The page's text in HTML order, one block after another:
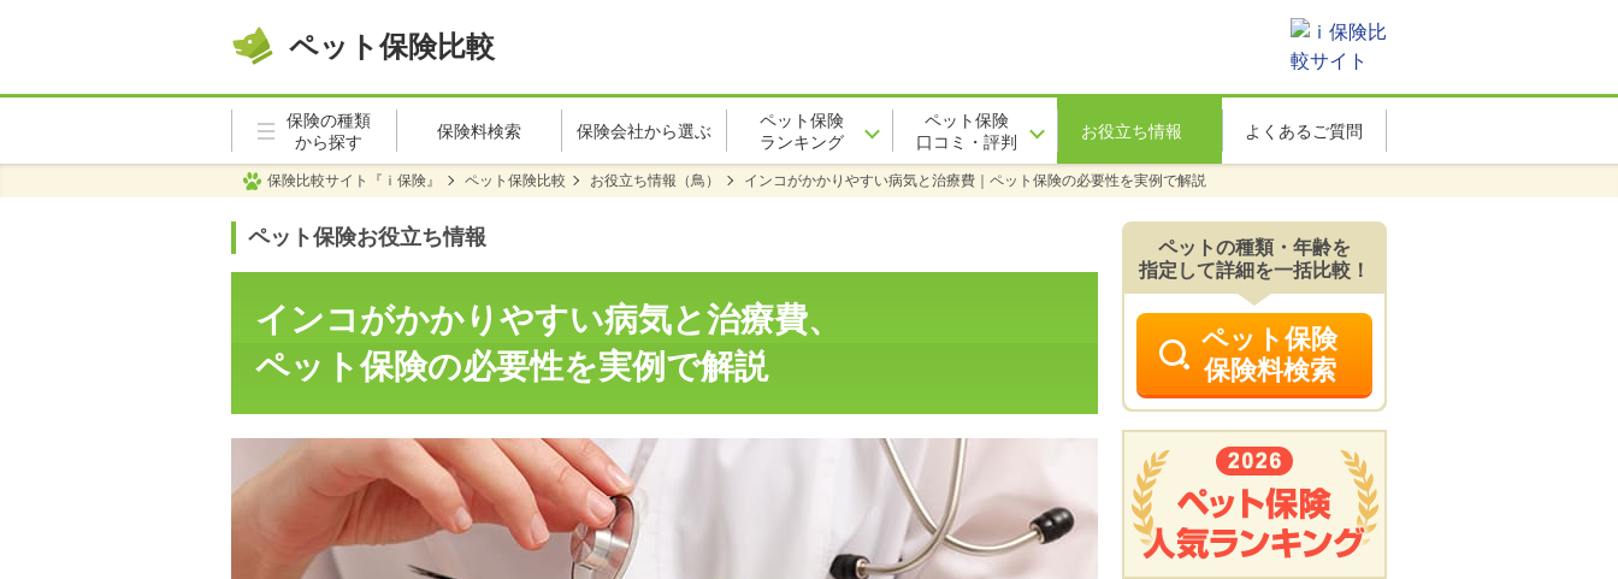
ペット保険比較
保険の種類
から探す
保険料検索 保険会社から選ぶ
ペット保険
ランキング
ペット保険
口コミ・評判
お役立ち情報 よくあるご質問
保険比較サイト『ｉ保険』 ペット保険比較 お役立ち情報（鳥） インコがかかりやすい病気と治療費｜ペット保険の必要性を実例で解説
ペット保険お役立ち情報
インコがかかりやすい病気と治療費、
ペット保険の必要性を実例で解説
ペットの種類・年齢を
指定して詳細を一括比較！
ペット保険
保険料検索